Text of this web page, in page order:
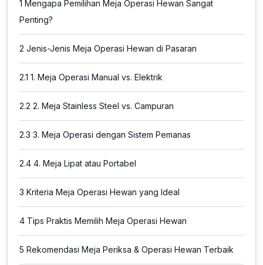
1 Mengapa Pemilihan Meja Operasi Hewan Sangat
Penting?
2 Jenis-Jenis Meja Operasi Hewan di Pasaran
2.1 1. Meja Operasi Manual vs. Elektrik
2.2 2. Meja Stainless Steel vs. Campuran
2.3 3. Meja Operasi dengan Sistem Pemanas
2.4 4. Meja Lipat atau Portabel
3 Kriteria Meja Operasi Hewan yang Ideal
4 Tips Praktis Memilih Meja Operasi Hewan
5 Rekomendasi Meja Periksa & Operasi Hewan Terbaik